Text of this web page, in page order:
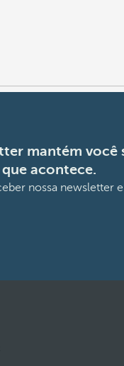
mantém você
acontece.
nossa newsletter